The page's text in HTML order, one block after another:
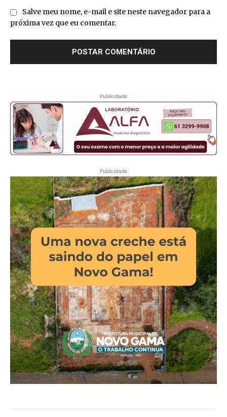
Salve meu nome, e-mail e site neste navegador para a
próxima vez que eu comentar.
Publicidade
Publicidade